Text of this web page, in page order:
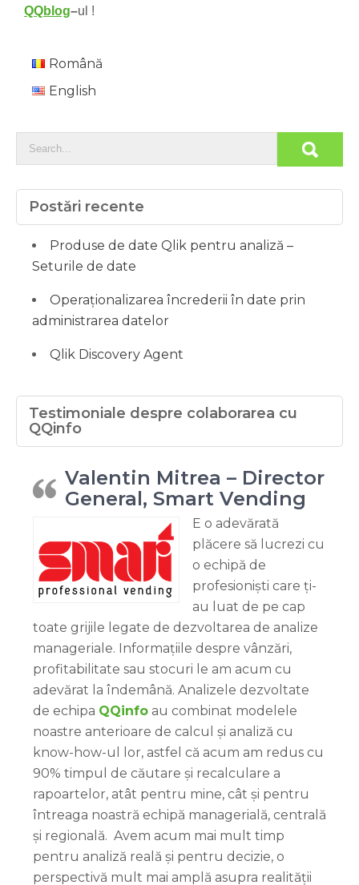
QQblog–ul !
Română
English
Postări recente
Produse de date Qlik pentru analiză –
Seturile de date
Operaționalizarea încrederii în date prin
administrarea datelor
Qlik Discovery Agent
Testimoniale despre colaborarea cu
QQinfo
Valentin Mitrea – Director
General, Smart Vending
E o adevărată
plăcere să lucrezi cu
o echipă de
profesioniști care ți-
au luat de pe cap
toate grijile legate de dezvoltarea de analize
manageriale. Informațiile despre vânzări,
profitabilitate sau stocuri le am acum cu
adevărat la îndemână. Analizele dezvoltate
de echipa QQinfo au combinat modelele
noastre anterioare de calcul și analiză cu
know-how-ul lor, astfel că acum am redus cu
90% timpul de căutare și recalculare a
rapoartelor, atât pentru mine, cât și pentru
întreaga noastră echipă managerială, centrală
și regională. Avem acum mai mult timp
pentru analiză reală și pentru decizie, o
perspectivă mult mai amplă asupra realității